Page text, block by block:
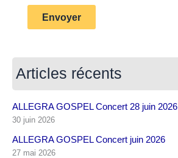
Envoyer
Articles récents
ALLEGRA GOSPEL Concert 28 juin 2026
30 juin 2026
ALLEGRA GOSPEL Concert juin 2026
27 mai 2026